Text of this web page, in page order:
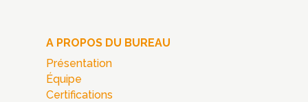
A PROPOS DU BUREAU
Présentation
Équipe
Certifications